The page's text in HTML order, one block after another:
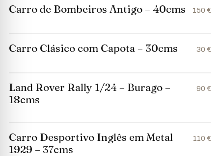
Carro de Bombeiros Antigo – 40cms 150 €
Carro Clásico com Capota – 30cms 30 €
Land Rover Rally 1/24 – Burago –
18cms
90 €
Carro Desportivo Inglês em Metal
1929 – 37cms
110 €